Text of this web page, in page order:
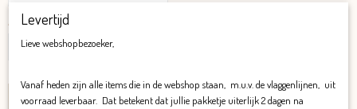
Aantal
IN WINKELWAGEN
Levertijd
Lieve webshopbezoeker,
Vanaf heden zijn alle items die in de webshop staan, m.u.v. de vlaggenlijnen, uit
voorraad leverbaar. Dat betekent dat jullie pakketje uiterlijk 2 dagen na